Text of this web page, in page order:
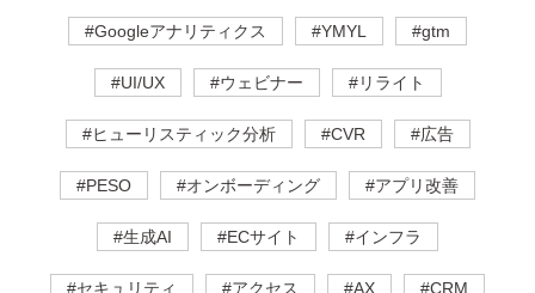
#Googleアナリティクス #YMYL #gtm
#UI/UX #ウェビナー #リライト
#ヒューリスティック分析 #CVR #広告
#PESO #オンボーディング #アプリ改善
#生成AI #ECサイト #インフラ
#セキュリティ #アクセス #AX #CRM